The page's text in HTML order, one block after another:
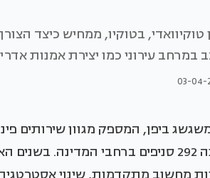
בטוקיו, ממחיש כיצד
במרחב עירוני כמו יצירת אמנות
03-04-
ביפן, המספק מגוון שירותים
ופרטיים החל משנת 1951, והיום מונה 292 סניפים